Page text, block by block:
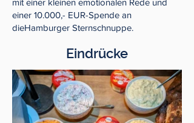
mit einer kleinen emotionalen Rede und
einer 10.000,- EUR-Spende an
dieHamburger Sternschnuppe.
Eindrücke